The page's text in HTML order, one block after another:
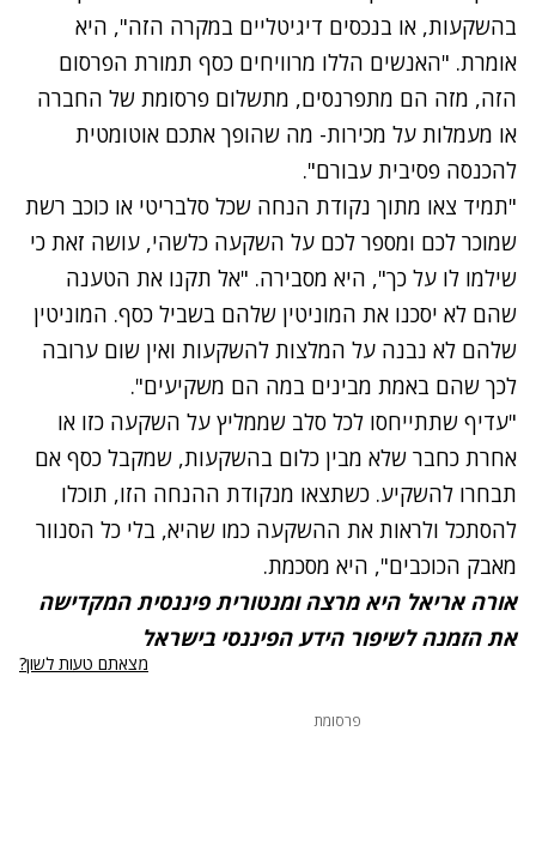
בהשקעות, או בנכסים דיגיטליים במקרה הזה", היא
אומרת. "האנשים הללו מרוויחים כסף תמורת הפרסום
הזה, מזה הם מתפרנסים, מתשלום פרסומת של החברה
או מעמלות על מכירות- מה שהופך אתכם אוטומטית
להכנסה פסיבית עבורם".
"תמיד צאו מתוך נקודת הנחה שכל סלבריטי או כוכב רשת
שמוכר לכם ומספר לכם על השקעה כלשהי, עושה זאת כי
שילמו לו על כך", היא מסבירה. "אל תקנו את הטענה
שהם לא יסכנו את המוניטין שלהם בשביל כסף. המוניטין
שלהם לא נבנה על המלצות להשקעות ואין שום ערובה
לכך שהם באמת מבינים במה הם משקיעים".
"עדיף שתתייחסו לכל סלב שממליץ על השקעה כזו או
אחרת כחבר שלא מבין כלום בהשקעות, שמקבל כסף אם
תבחרו להשקיע. כשתצאו מנקודת ההנחה הזו, תוכלו
להסתכל ולראות את ההשקעה כמו שהיא, בלי כל הסנוור
מאבק הכוכבים", היא מסכמת.
אורה אריאל היא מרצה ומנטורית פיננסית המקדישה
את הזמנה לשיפור הידע הפיננסי בישראל
מצאתם טעות לשון?
פרסומת